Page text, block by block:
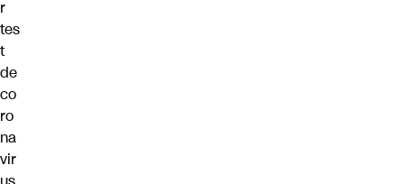
r
tes
t
de
co
ro
na
vir